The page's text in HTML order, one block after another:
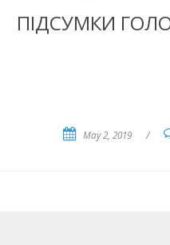
ПІДСУМКИ
May 2, 2019 /